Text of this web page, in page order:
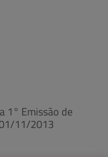
1° Emissão de
11/2013